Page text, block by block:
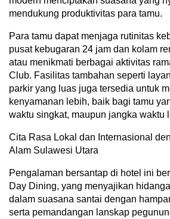
mendukung produktivitas para tamu.
Para tamu dapat menjaga rutinitas
pusat kebugaran 24 jam dan kolam
atau menikmati berbagai aktivitas
Club. Fasilitas tambahan seperti
parkir yang luas juga tersedia untuk
kenyamanan lebih, baik bagi tamu
waktu singkat, maupun jangka waktu
Cita Rasa Lokal dan Internasional
Alam Sulawesi Utara
Pengalaman bersantap di hotel ini
Day Dining, yang menyajikan
dalam suasana santai dengan
serta pemandangan lanskap